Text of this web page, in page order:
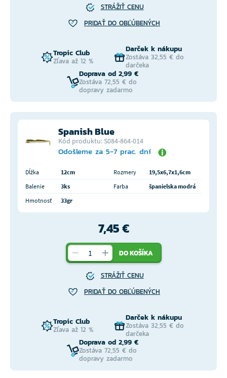
STRÁŽIŤ CENU
PRIDAŤ DO OBĽÚBENÝCH
Tropic Club
Zľava až 12 %
Darček k nákupu
Zostáva 32,55 € do
darčeka
Doprava od 2,99 €
Zostáva 72,55 € do
dopravy zadarmo
Spanish Blue
Kód produktu: S084-864-014
Odošleme za 5-7 prac. dní
Dĺžka 12cm Rozmery
19,5x6,7x1,6cm
Balenie
3ks Farba
španielska modrá
Hmotnosť
33gr
7,45 €
DO KOŠÍKA
STRÁŽIŤ CENU
PRIDAŤ DO OBĽÚBENÝCH
Tropic Club
Zľava až 12 %
Darček k nákupu
Zostáva 32,55 € do
darčeka
Doprava od 2,99 €
Zostáva 72,55 € do
dopravy zadarmo